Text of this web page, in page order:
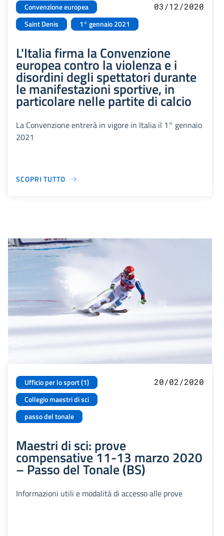
Convenzione europea
Saint Denis
1° gennaio 2021
03/12/2020
L'Italia firma la Convenzione
europea contro la violenza e i
disordini degli spettatori durante
le manifestazioni sportive, in
particolare nelle partite di calcio
La Convenzione entrerà in vigore in Italia il 1° gennaio
2021
SCOPRI TUTTO
Ufficio per lo sport (1)
Collegio maestri di sci
passo del tonale
20/02/2020
Maestri di sci: prove
compensative 11-13 marzo 2020
– Passo del Tonale (BS)
Informazioni utili e modalità di accesso alle prove